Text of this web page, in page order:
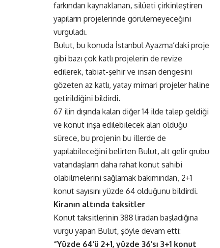
farkından kaynaklanan, silüeti çirkinleştiren
yapıların projelerinde görülemeyeceğini
vurguladı.
Bulut, bu konuda İstanbul Ayazma’daki proje
gibi bazı çok katlı projelerin de revize
edilerek, tabiat-şehir ve insan dengesini
gözeten az katlı, yatay mimari projeler haline
getirildiğini bildirdi.
67 ilin dışında kalan diğer 14 ilde talep geldiği
ve konut inşa edilebilecek alan olduğu
sürece, bu projenin bu illerde de
yapılabileceğini belirten Bulut, alt gelir grubu
vatandaşların daha rahat konut sahibi
olabilmelerini sağlamak bakımından, 2+1
konut sayısını yüzde 64 olduğunu bildirdi.
Kiranın altında taksitler
Konut taksitlerinin 388 liradan başladığına
vurgu yapan Bulut, şöyle devam etti:
“Yüzde 64’ü 2+1, yüzde 36’sı 3+1 konut